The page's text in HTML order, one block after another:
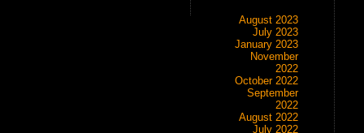
August 2023
July 2023
January 2023
November
2022
October 2022
September
2022
August 2022
July 2022